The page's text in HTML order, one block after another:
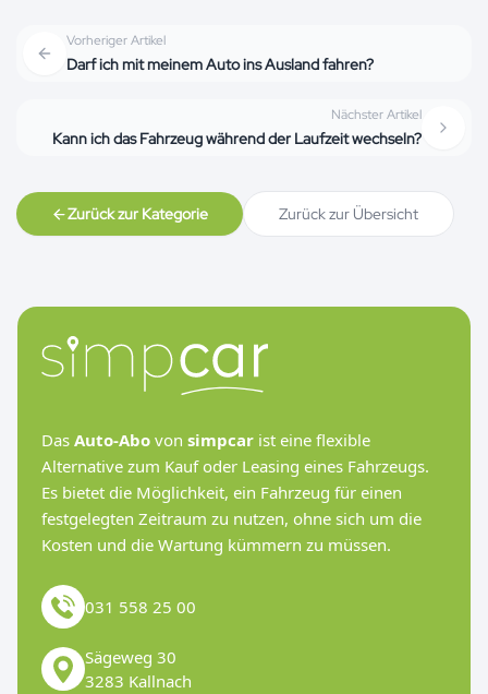
Vorheriger Artikel
Darf ich mit meinem Auto ins Ausland fahren?
Nächster Artikel
Kann ich das Fahrzeug während der Laufzeit wechseln?
Zurück zur Kategorie Zurück zur Übersicht
Das Auto-Abo von simpcar ist eine flexible
Alternative zum Kauf oder Leasing eines Fahrzeugs.
Es bietet die Möglichkeit, ein Fahrzeug für einen
festgelegten Zeitraum zu nutzen, ohne sich um die
Kosten und die Wartung kümmern zu müssen.
031 558 25 00
Sägeweg 30
3283 Kallnach